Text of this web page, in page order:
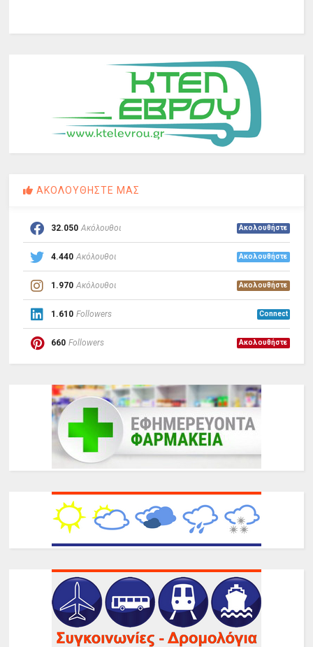
ΑΚΟΛΟΥΘΗΣΤΕ ΜΑΣ
32.050 Ακόλουθοι Ακολουθήστε
4.440 Ακόλουθοι Ακολουθήστε
1.970 Ακόλουθοι Ακολουθήστε
1.610 Followers Connect
660 Followers Ακολουθήστε